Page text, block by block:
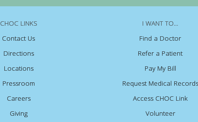
CHOC LINKS
Contact Us
Directions
Locations
Pressroom
Careers
Giving
I WANT TO...
Find a Doctor
Refer a Patient
Pay My Bill
Request Medical Records
Access CHOC Link
Volunteer